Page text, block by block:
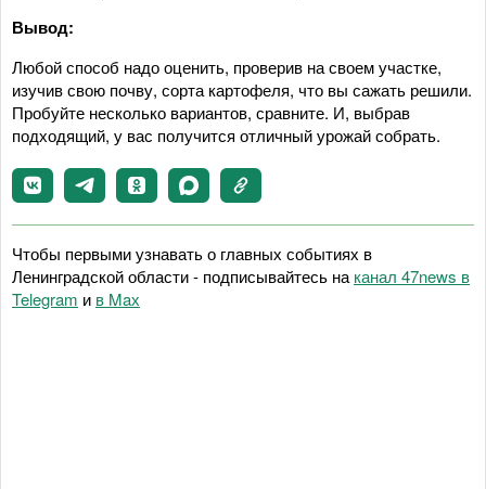
Вывод:
Любой способ надо оценить, проверив на своем участке,
изучив свою почву, сорта картофеля, что вы сажать решили.
Пробуйте несколько вариантов, сравните. И, выбрав
подходящий, у вас получится отличный урожай собрать.
Чтобы первыми узнавать о главных событиях в
Ленинградской области - подписывайтесь на канал 47news в
Telegram и в Maх